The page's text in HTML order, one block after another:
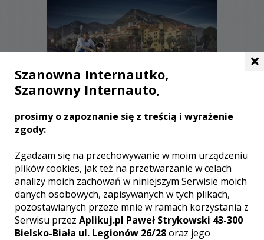
2500 zł/ sesja
Ocena:5,00 / 5
(18 opinii)
Poleceń: 241
Profesjonalny sprzęt i wysoka jakość
usług dla zatrzymania - Twojej
Wyjątkowej Chwili...
×
Szanowna Internautko,
Szanowny Internauto,
prosimy o zapoznanie się z treścią i wyrażenie
zgody:
Zgadzam się na przechowywanie w moim urządzeniu
plików cookies, jak też na przetwarzanie w celach
analizy moich zachowań w niniejszym Serwisie moich
danych osobowych, zapisywanych w tych plikach,
pozostawianych przeze mnie w ramach korzystania z
Serwisu przez Aplikuj.pl Paweł Strykowski 43-300
Bielsko-Biała ul. Legionów 26/28oraz jego